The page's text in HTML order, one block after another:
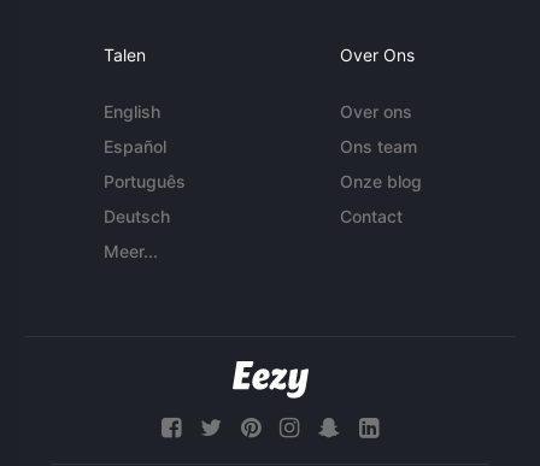
Talen
English
Español
Português
Deutsch
Meer...
Over Ons
Over ons
Ons team
Onze blog
Contact